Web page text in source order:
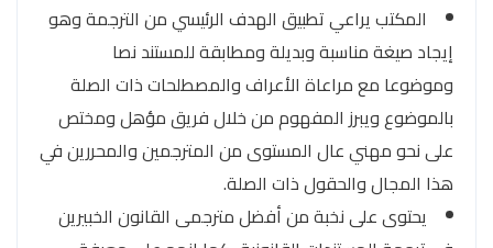
المكتب يراعي تطبيق الهدف الرئيسي من الترجمة وهو
إيجاد صيغة مناسبة وبديلة ومطابقة للمستند نصا
وموضوعا مع مراعاة الأعراف والمصطلحات ذات الصلة
بالموضوع ويبرز المفهوم من خلال فريق مؤهل ومختص
على نحو مهني عال المستوى من المترجمين والمحررين في
هذا المجال والحقول ذات الصلة.
يحتوى على نخبة من أفضل مترجمى القانون الخبيرين